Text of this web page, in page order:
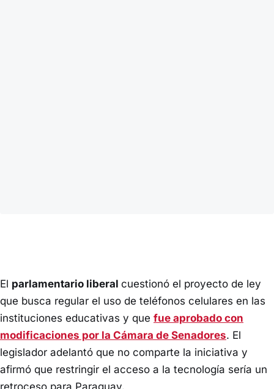
El parlamentario liberal cuestionó el proyecto de ley
que busca regular el uso de teléfonos celulares en las
instituciones educativas y que fue aprobado con
modificaciones por la Cámara de Senadores. El
legislador adelantó que no comparte la iniciativa y
afirmó que restringir el acceso a la tecnología sería un